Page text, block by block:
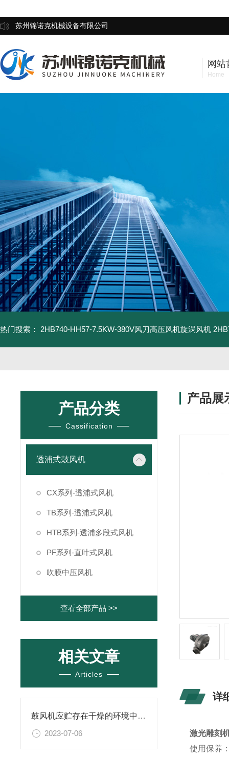
苏州锦诺克机械设备有限公司
网站
Home
热门搜索： 2HB740-HH57-7.5KW-380V风刀高压风机旋涡风机
产品分类
Cassification
透浦式鼓风机
CX系列-透浦式风机
TB系列-透浦式风机
HTB系列-透浦多段式风机
PF系列-直叶式风机
吹膜中压风机
查看全部产品 >>
相关文章
Articles
鼓风机应贮存在干燥的环境中，避免电机受潮
2023-07-06
产品展
详
激光雕刻
使用保养